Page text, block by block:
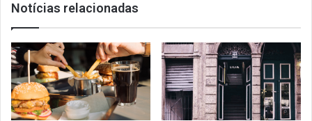
Notícias relacionadas